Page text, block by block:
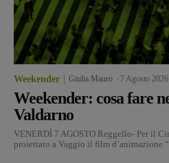
Weekender Giulia Mauro 7 Agosto 2026
Weekender: cosa fare
Valdarno
VENERDÌ 7 AGOSTO Reggello- Per il
proiettato a Vaggio il film d’animazione